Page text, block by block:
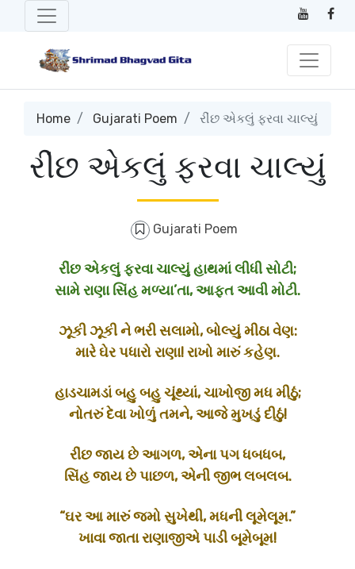
Home Gujarati Poem રીંછ એકલું ફરવા ચાલ્યું
રીંછ એકલું ફરવા ચાલ્યું
Gujarati Poem
રીંછ એકલું ફરવા ચાલ્યું હાથમાં લીધી સોટી;
સામે રાણા સિંહમળ્યા’તા, આફત આવી મોટી.
ઝૂકી ઝૂકીનેભરી સલામો, બોલ્યું મીઠા વેણ:
મારે ઘેર પધારો રાણા! રાખો મારું કહેણ.
હાડચામડાં બહુ બહુ ચૂંથ્યાં, ચાખોજી મધ મીઠું;
નોતરું દેવા ખોળું તમને, આજે મુખડું દીઠું!
રીંછ જાય છે આગળ, એના પગ ધબધબ,
સિંહ જાય છે પાછળ, એની જીભ લબલબ.
“ઘર આ મારું જમો સુખેથી, મધની લૂમેલૂમ.”
ખાવા જાતા રાણાજીએ પાડી બૂમેબૂમ!